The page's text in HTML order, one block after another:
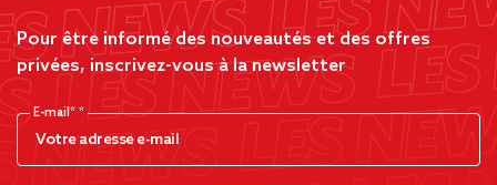
Pour être informé des nouveautés et des offres
privées, inscrivez-vous à la newsletter
E-mail*